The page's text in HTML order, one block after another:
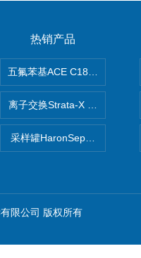
热销产品
五氟苯基ACE C18-PFP色谱柱
离子交换Strata-X SPE聚合物
采样罐HaronSep国产苏玛罐
限公司 版权所有